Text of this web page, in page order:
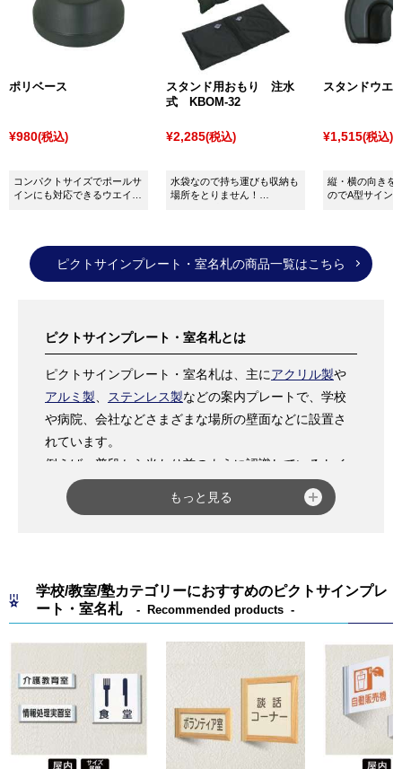
内用の
ポールスタンド
などがあり、その他にも夜間に
LED・電飾看板や店舗のイメージに合わせた
など幅広くタイプがございます。
激安・格安のネット通販を利用して価格を安く押さえ
傾向にあります。
ポリベース
¥980(税込)
コンパクトサイズでポールサ
インにも対応できるウエイト
スタンド用おもり 注水
式 KBOM-32
¥2,285(税込)
水袋なので持ち運びも収納も
場所をとりません！
スタンドウエ
¥1,515(税込)
縦・横の向きを
のでA型サイン
ピクトサインプレート・室名札の商品一覧はこちら
ピクトサインプレート・室名札とは
ピクトサインプレート・室名札は、主にアクリル製や
アルミ製
ステンレス製などの案内プレートで、学校
や病院、会社などさまざまな場所の壁面などに設置さ
れています。
例えば、普段から当たり前のように認識しているトイ
レのピクトサイン、1Fや2Fなど建物の階数を表すピク
トサイン、会議室や教室、診察室など部屋の室名を表
プ」と「突出タイプ 」があり、前者は壁面に対して平
行に取り付けるため正面から見やすく、後者は壁面に
対して垂直に取り付けるため側面から見やすくなって
おり、用途や設置場所に応じて最適なものをお選びい
ただけます。
プレートの表示部分は、決まっているデザイン（
規格
文字・ピクト
）の中から選んだりご指定の文字を入れ
たり（別注対応可能
の状態でご注文いた
もっと見る
学校/教室/塾カテゴリーにおすすめのピクトサインプレ
ート・室名札
Recommended products